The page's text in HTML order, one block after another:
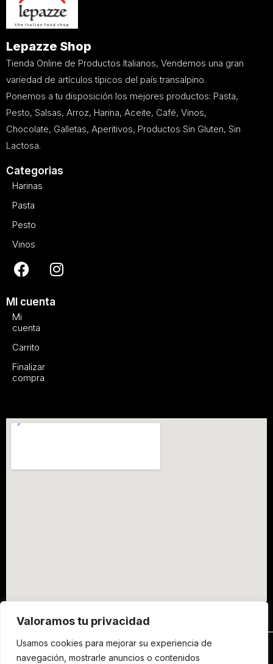
Valoramos tu privacidad
Usamos cookies para mejorar su experiencia de
navegación, mostrarle anuncios o contenidos
Lepazze Shop
Tienda Online de Productos Italianos, Vendemos una gran
variedad de artículos típicos del país transalpino.
Ponemos a tu disposición los mejores productos: Pasta,
Pesto, Salsas, Arroz, Harina, Aceite, Café, Vinos,
Chocolate, Galletas, Aperitivos, Productos Sin Gluten, Sin
Lactosa.
Categorias
Harinas
Pasta
Pesto
Vinos
MI cuenta
Mi
cuenta
Carrito
Finalizar
compra